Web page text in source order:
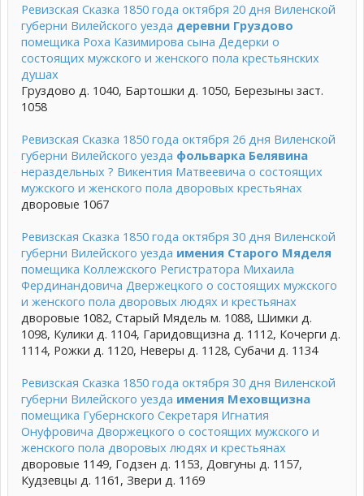
Ревизская Сказка 1850 года октября 20 дня Виленской
губерни Вилейского уезда деревни Груздово
помещика Роха Казимирова сына Дедерки о
состоящих мужского и женского пола крестьянских
душах
Груздово д. 1040, Бартошки д. 1050, Березыны заст.
1058
Ревизская Сказка 1850 года октября 26 дня Виленской
губерни Вилейского уезда фольварка Белявина
нераздельных ? Викентия Матвеевича о состоящих
мужского и женского пола дворовых крестьянах
дворовые 1067
Ревизская Сказка 1850 года октября 30 дня Виленской
губерни Вилейского уезда имения Старого Мяделя
помещика Коллежского Регистратора Михаила
Фердинандовича Двержецкого о состоящих мужского
и женского пола дворовых людях и крестьянах
дворовые 1082, Старый Мядель м. 1088, Шимки д.
1098, Кулики д. 1104, Гаридовщизна д. 1112, Кочерги д.
1114, Рожки д. 1120, Неверы д. 1128, Субачи д. 1134
Ревизская Сказка 1850 года октября 30 дня Виленской
губерни Вилейского уезда имения Меховщизна
помещика Губернского Секретаря Игнатия
Онуфровича Дворжецкого о состоящих мужского и
женского пола дворовых людях и крестьянах
дворовые 1149, Годзен д. 1153, Довгуны д. 1157,
Кудзевцы д. 1161, Звери д. 1169